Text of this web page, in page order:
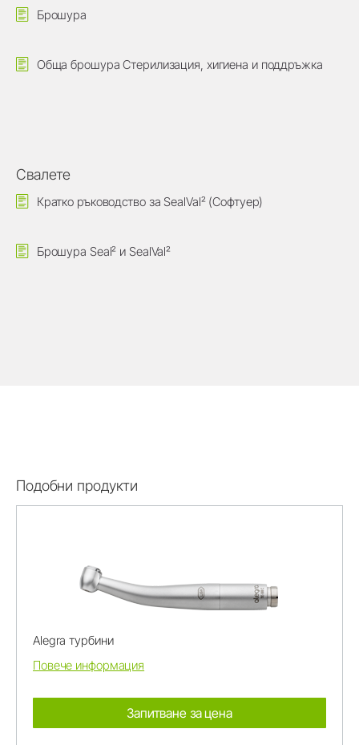
Брошура
Обща брошура Стерилизация, хигиена и поддръжка
Свалете
Кратко ръководство за SealVal² (Софтуер)
Брошура Seal² и SealVal²
Подобни продукти
Alegra турбини
Повече информация
Запитване за цена